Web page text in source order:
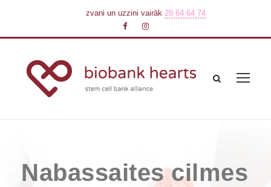
zvani un uzzini vairāk 28 64 64 74
Nabassaites cilmes